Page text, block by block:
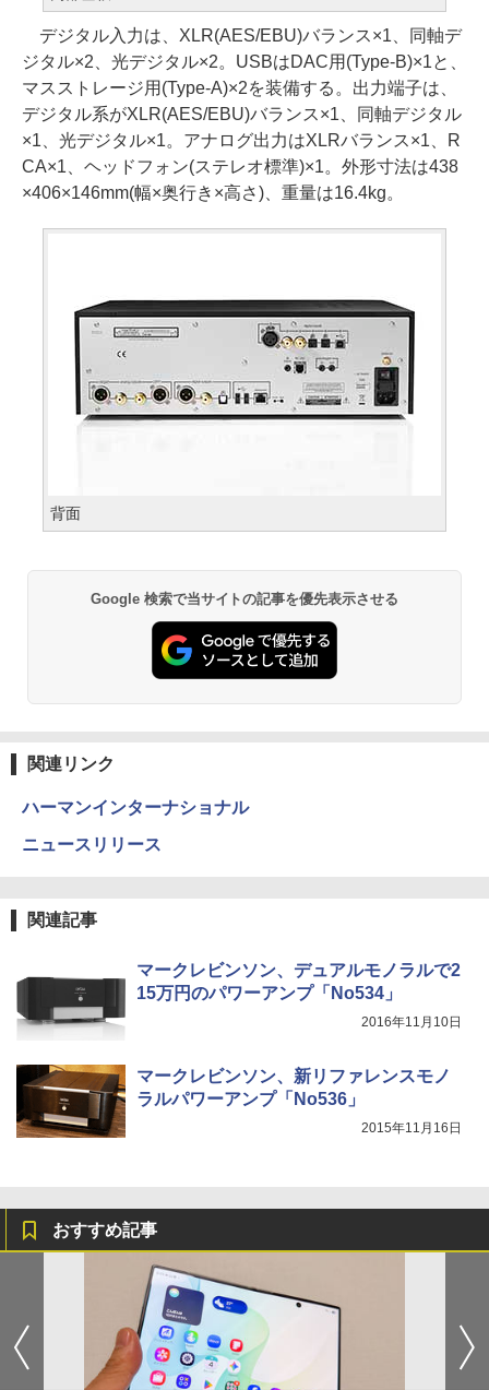
デジタル入力は、XLR(AES/EBU)バランス×1、同軸デ
ジタル×2、光デジタル×2。USBはDAC用(Type-B)×1と、
マスストレージ用(Type-A)×2を装備する。出力端子は、
デジタル系がXLR(AES/EBU)バランス×1、同軸デジタル
×1、光デジタル×1。アナログ出力はXLRバランス×1、R
CA×1、ヘッドフォン(ステレオ標準)×1。外形寸法は438
×406×146mm(幅×奥行き×高さ)、重量は16.4kg。
背面
Google 検索で当サイトの記事を優先表示させる
関連リンク
ハーマンインターナショナル
ニュースリリース
関連記事
マークレビンソン、デュアルモノラルで2
15万円のパワーアンプ「No534」
2016年11月10日
マークレビンソン、新リファレンスモノ
ラルパワーアンプ「No536」
2015年11月16日
おすすめ記事